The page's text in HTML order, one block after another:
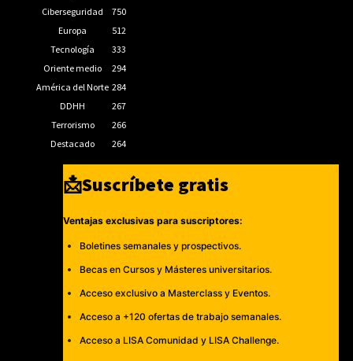
Ciberseguridad
750
Europa
512
Tecnología
333
Oriente medio
294
América del Norte 284
DDHH
267
Terrorismo
266
Destacado
264
📩Suscríbete gratis
Ventajas exclusivas para suscriptores:
Boletines semanales y prospectivos.
Becas en Cursos y Másteres universitarios.
Acceso exclusivo a Masterclass y Eventos.
Acceso a +120 ofertas de trabajo semanales.
Acceso a LISA Comunidad y LISA Challenge.